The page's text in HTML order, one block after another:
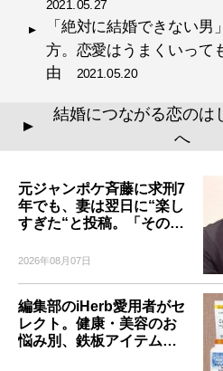
2021.05.27
「絶対に結婚できない男
方。恋愛はうまくいって
由 2021.05.20
▲
結婚につながる恋のは
へ
元ジャンポケ斉藤に求刑7
年でも、妻は翌日に“楽し
すぎた“と投稿。「その…
2026年08月07日
編集部のiHerb愛用者がセ
レクト。健康・美容のお
悩み別、鉄板アイテム…